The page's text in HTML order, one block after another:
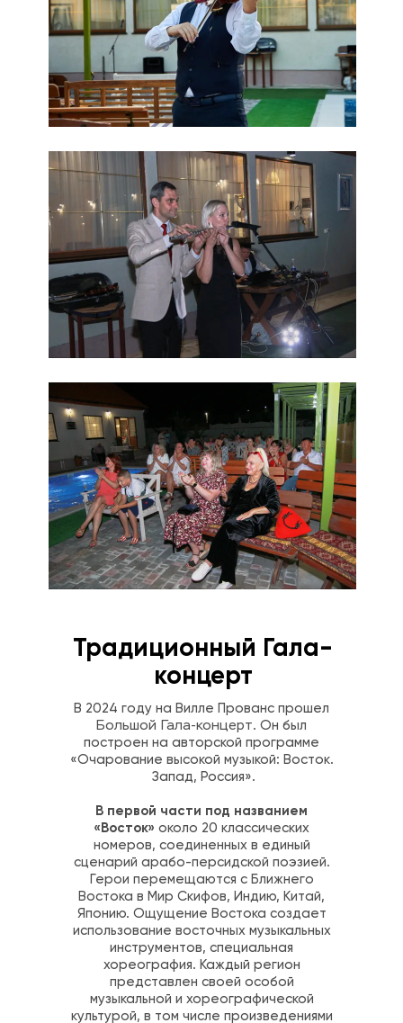
Традиционный Гала-
концерт
Большой Гала-концерт. Он был
построен на авторской программе
«Очарование высокой музыкой: Восток.
Запад, Россия».
В первой части под названием
«Восток» около 20 классических
номеров, соединенных в единый
сценарий арабо-персидской поэзией.
Герои перемещаются с Ближнего
Востока в Мир Скифов, Индию, Китай,
Японию. Ощущение Востока создает
использование восточных музыкальных
инструментов, специальная
хореография. Каждый регион
представлен своей особой
музыкальной и хореографической
культурой, в том числе произведениями